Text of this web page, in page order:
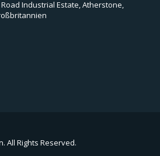
Industrial Estate, Atherstone,
All Rights Reserved.